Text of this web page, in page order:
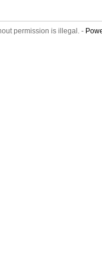
permission is illegal. -